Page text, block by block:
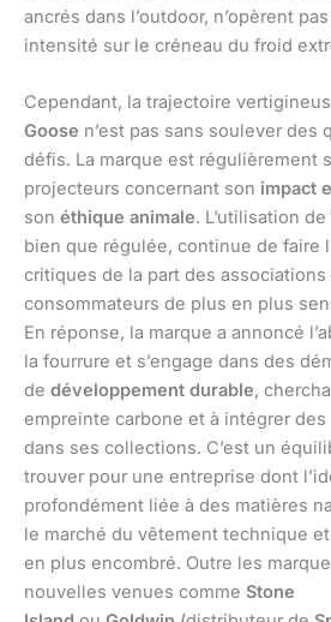
ancrés dans l’outdoor, n’opèrent
intensité sur le créneau du froid
Cependant, la trajectoire
Goose n’est pas sans soulever des
défis. La marque est régulièrement
projecteurs concernant son impact
son éthique animale. L’utilisation
bien que régulée, continue de faire
critiques de la part des associations
consommateurs de plus en plus
En réponse, la marque a annoncé
la fourrure et s’engage dans des
de développement durable,
empreinte carbone et à intégrer
dans ses collections. C’est un
trouver pour une entreprise dont
profondément liée à des matières
le marché du vêtement technique
en plus encombré. Outre les
nouvelles venues comme Stone